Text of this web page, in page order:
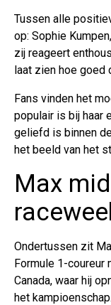
Tussen alle
op: Sophie
zij reageert
laat zien hoe goed
Fans vinden het
populair is bij haar
geliefd is binnen
het beeld van het
Max
Ondertussen zit
Formule 1-coureur
Canada, waar hij
het